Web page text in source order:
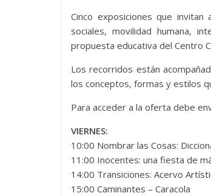
Cinco exposiciones que
sociales, movilidad humana,
propuesta educativa del Centro
Los recorridos están
los conceptos, formas y estilos
Para acceder a la oferta debe
VIERNES:
10:00 Nombrar las Cosas:
11:00 Inocentes: una fiesta de
14:00 Transiciones: Acervo
15:00 Caminantes – Caracola